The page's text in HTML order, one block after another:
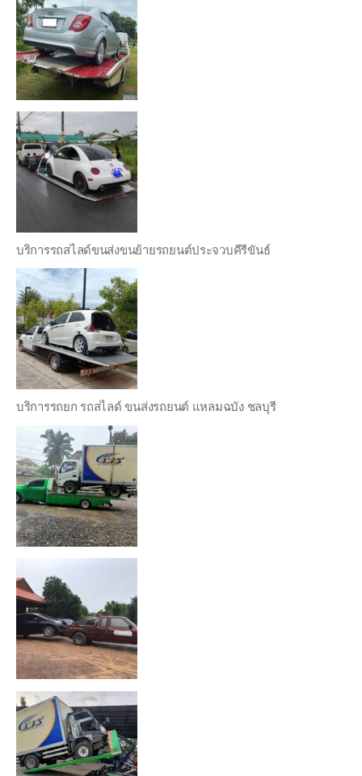
บริการรถสไลด์ขนส่งขนย้ายรถยนต์ประจวบคีรีขันธ์
บริการรถยก รถสไลด์ ขนส่งรถยนต์ แหลมฉบัง ชลบุรี